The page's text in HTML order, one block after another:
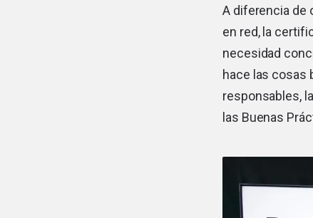
A diferencia de
en red, la
necesidad
hace las cosas
responsables,
las Buenas